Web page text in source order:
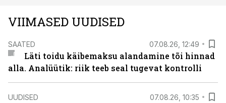
VIIMASED UUDISED
SAATED 07.08.26, 12:49
Läti toidu käibemaksu alandamine tõi hinnad
alla. Analüütik: riik teeb seal tugevat kontrolli
UUDISED 07.08.26, 10:35